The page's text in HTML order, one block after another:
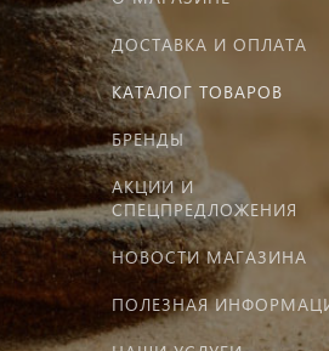
ДОСТАВКА И ОПЛАТА
КАТАЛОГ ТОВАРОВ
БРЕНДЫ
АКЦИИ И
СПЕЦПРЕДЛОЖЕНИЯ
НОВОСТИ МАГАЗИНА
ПОЛЕЗНАЯ